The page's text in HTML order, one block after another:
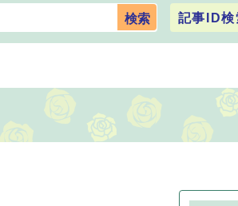
検索 記事ID検